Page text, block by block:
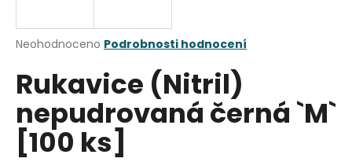
Průměrné
produktu
je
hvězdiček.
Neohodnoceno Podrobnosti hodnocení
Rukavice (Nitril)
nepudrovaná černá `M`
[100 ks]
j
t
?